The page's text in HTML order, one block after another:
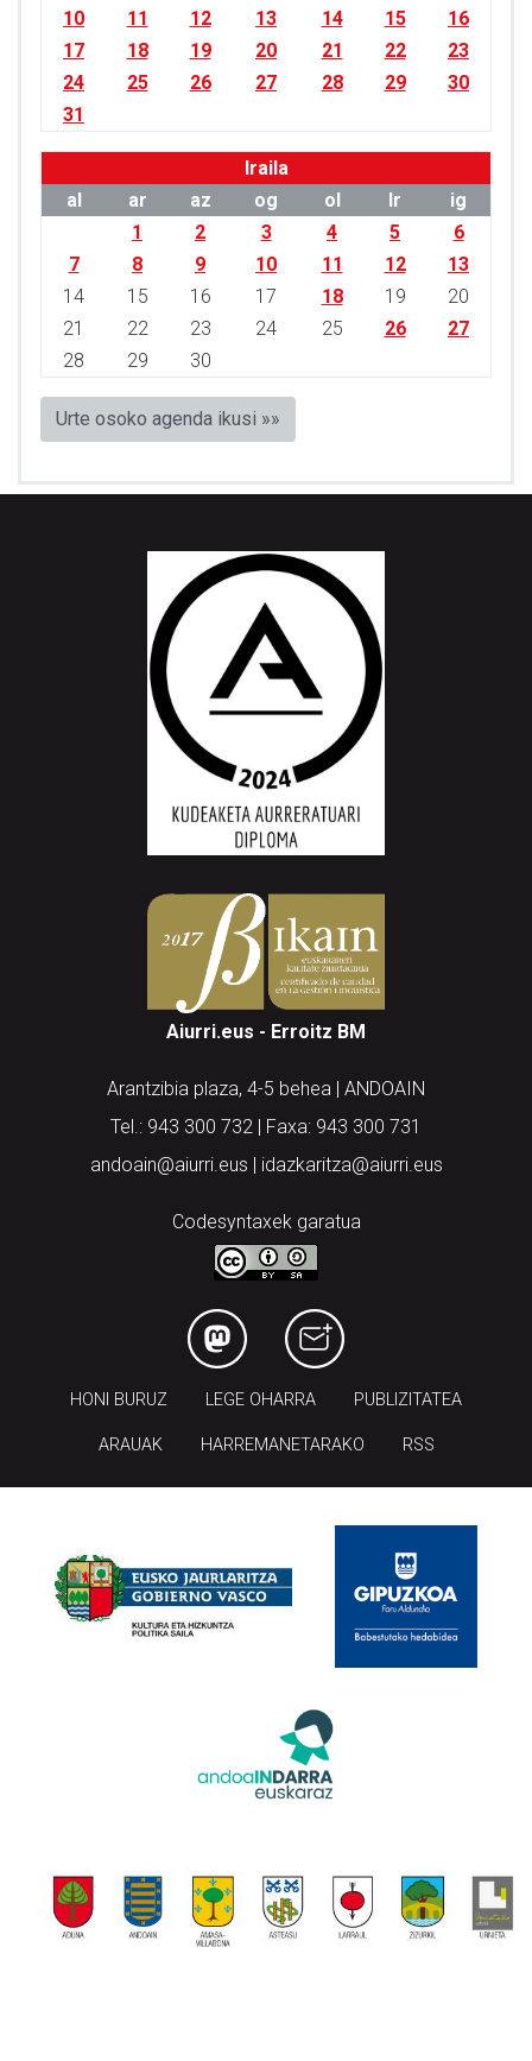
10
11 12 13 14 15
16
17
18 19 20 21 22
23
24
25 26 27 28 29
30
31
Iraila
al
ar az og ol lr
ig
1
2 3 4 5
6
7
8 9 10 11 12
13
14
15 16 17 18 19
20
21
22 23 24 25 26
27
28
29 30
Urte osoko agenda ikusi »»
Aiurri.eus - Erroitz BM
Arantzibia plaza, 4-5 behea | ANDOAIN
Tel.: 943 300 732 | Faxa: 943 300 731
andoain@aiurri.eus | idazkaritza@aiurri.eus
Codesyntaxek garatua
HONI BURUZ LEGE OHARRA PUBLIZITATEA
ARAUAK HARREMANETARAKO RSS